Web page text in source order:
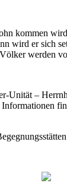
kommen
wird er sich
werden
Unität –